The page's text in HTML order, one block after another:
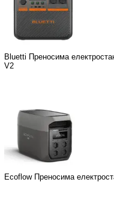
Bluetti Преносима
V2
Ecoflow Преносима